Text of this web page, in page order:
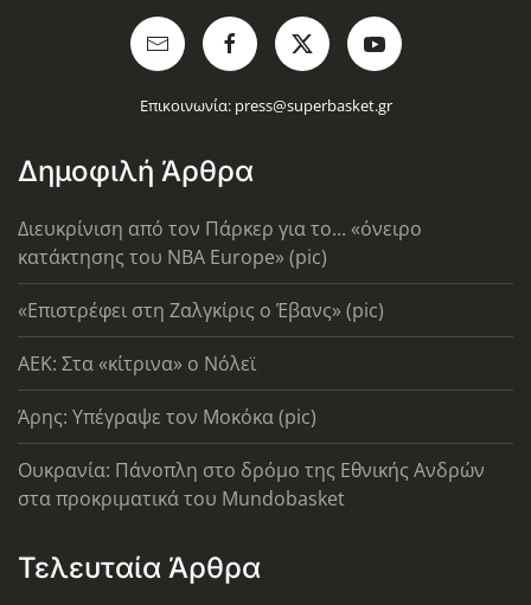
Επικοινωνία: press@superbasket.gr
Δημοφιλή Άρθρα
Διευκρίνιση από τον Πάρκερ για το... «όνειρο
κατάκτησης του ΝΒΑ Europe» (pic)
«Επιστρέφει στη Ζαλγκίρις ο Έβανς» (pic)
AEK: Στα «κίτρινα» ο Νόλεϊ
Άρης: Υπέγραψε τον Μοκόκα (pic)
Ουκρανία: Πάνοπλη στο δρόμο της Εθνικής Ανδρών
στα προκριματικά του Mundobasket
Τελευταία Άρθρα